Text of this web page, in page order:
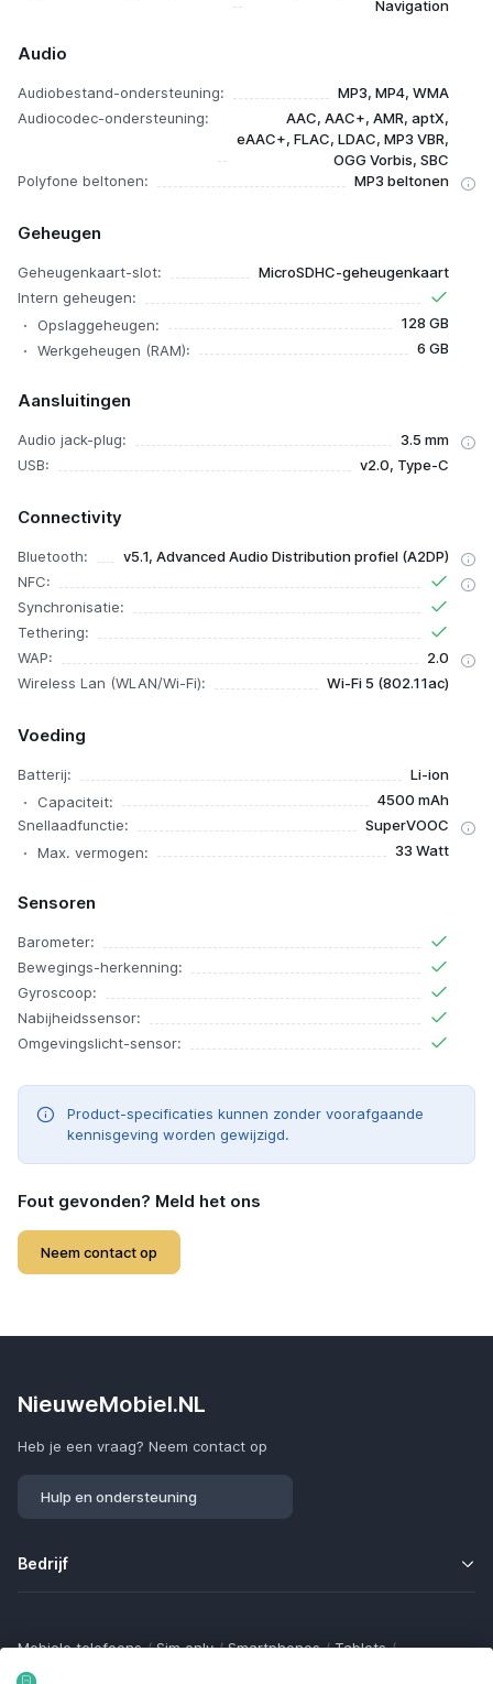
Navigation
Audio
Audiobestand-ondersteuning:
MP3, MP4, WMA
Audiocodec-ondersteuning:
AAC, AAC+, AMR, aptX,
eAAC+, FLAC, LDAC, MP3 VBR,
OGG Vorbis, SBC
Polyfone beltonen:
MP3 beltonen
Geheugen
Geheugenkaart-slot:
MicroSDHC-geheugenkaart
Intern geheugen:
Opslaggeheugen:
128 GB
Werkgeheugen (RAM):
6 GB
Aansluitingen
Audio jack-plug:
3.5 mm
USB:
v2.0, Type-C
Connectivity
Bluetooth:
v5.1, Advanced Audio Distribution profiel (A2DP)
NFC:
Synchronisatie:
Tethering:
WAP:
2.0
Wireless Lan (WLAN/Wi-Fi):
Wi-Fi 5 (802.11ac)
Voeding
Batterij:
Li-ion
Capaciteit:
4500 mAh
Snellaadfunctie:
SuperVOOC
Max. vermogen:
33 Watt
Sensoren
Barometer:
Bewegings-herkenning:
Gyroscoop:
Nabijheidssensor:
Omgevingslicht-sensor:
Product-specificaties kunnen zonder voorafgaande
kennisgeving worden gewijzigd.
Fout gevonden? Meld het ons
Neem contact op
NieuweMobiel.NL
Heb je een vraag? Neem contact op
Hulp en ondersteuning
Bedrijf
Mobiele telefoons / Sim only / Smartphones / Tablets /
Smartwatches